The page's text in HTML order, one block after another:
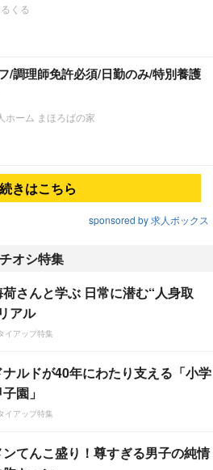
くる
/調理師免許必須/日勤のみ/特別養護
ホーム まほろばの家
続きはこちら
sponsored by 求人ボックス
オシ特集
荷さんと学ぶ 日常に潜む“人身取
アル
イアップ特集
ナルドが40年にわたり支える「小学
園」
イアップ特集
ンてんこ盛り！尊すぎる男子の純情